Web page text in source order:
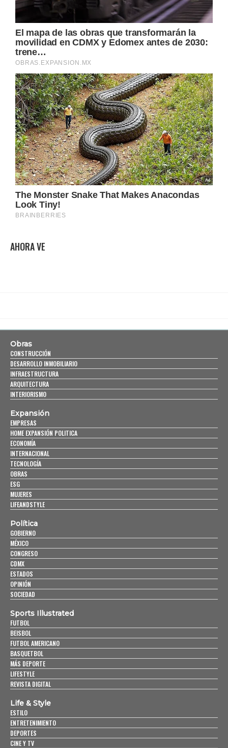
AHORA VE
Obras
CONSTRUCCIÓN
DESARROLLO INMOBILIARIO
INFRAESTRUCTURA
ARQUITECTURA
INTERIORISMO
Expansión
EMPRESAS
HOME EXPANSIÓN POLITICA
ECONOMÍA
INTERNACIONAL
TECNOLOGÍA
OBRAS
ESG
MUJERES
LIFEANDSTYLE
Política
GOBIERNO
MÉXICO
CONGRESO
CDMX
ESTADOS
OPINIÓN
SOCIEDAD
Sports Illustrated
FUTBOL
BEISBOL
FUTBOL AMERICANO
BASQUETBOL
MÁS DEPORTE
LIFESTYLE
REVISTA DIGITAL
Life & Style
ESTILO
ENTRETENIMIENTO
DEPORTES
CINE Y TV